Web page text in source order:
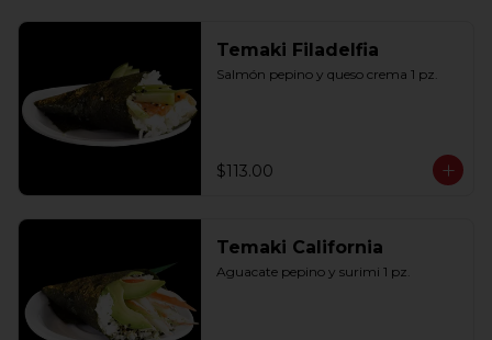
Temaki Filadelfia
Salmón pepino y queso crema 1 pz.
$113.00
Temaki California
Aguacate pepino y surimi 1 pz.